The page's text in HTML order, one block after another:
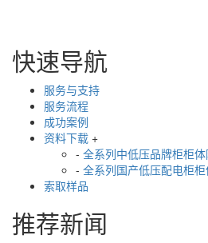
快速导航
服务与支持
服务流程
成功案例
资料下载 +
- 全系列中低压品牌柜柜
- 全系列国产低压配电柜
索取样品
推荐新闻